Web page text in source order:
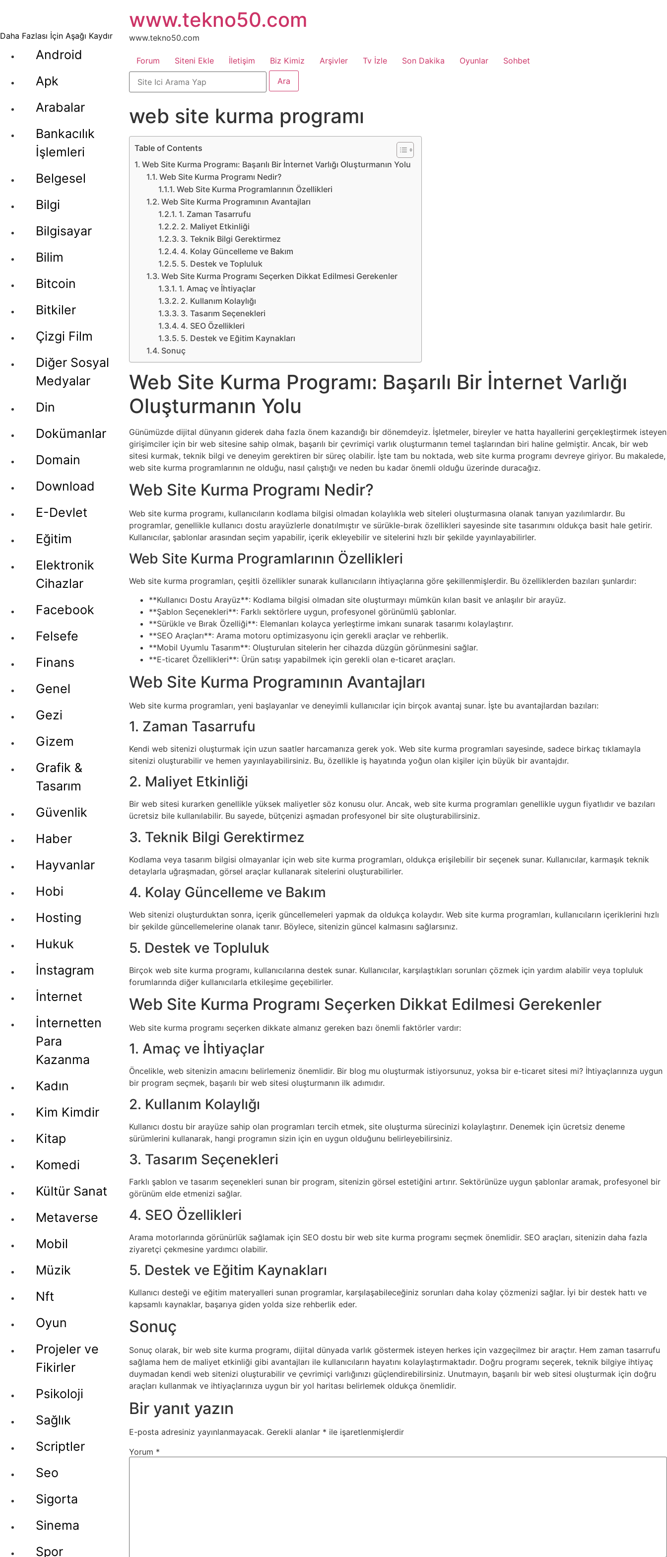
Daha Fazlası İçin Aşağı Kaydır
Android
Apk
Arabalar
Bankacılık
İşlemleri
Belgesel
Bilgi
Bilgisayar
Bilim
Bitcoin
Bitkiler
Çizgi Film
Diğer Sosyal
Medyalar
Din
Dokümanlar
Domain
Download
E-Devlet
Eğitim
Elektronik
Cihazlar
Facebook
Felsefe
Finans
Genel
Gezi
Gizem
Grafik &
Tasarım
Güvenlik
Haber
Hayvanlar
Hobi
Hosting
Hukuk
İnstagram
İnternet
İnternetten
Para
Kazanma
Kadın
Kim Kimdir
Kitap
Komedi
Kültür Sanat
Metaverse
Mobil
Müzik
Nft
Oyun
Projeler ve
Fikirler
Psikoloji
Sağlık
Scriptler
Seo
Sigorta
Sinema
Spor
atla
www.tekno50.com
www.tekno50.com
Forum Siteni Ekle İletişim Biz Kimiz Arşivler Tv İzle Son Dakika Oyunlar Sohbet
web site kurma programı
Table of Contents
Web Site Kurma Programı: Başarılı Bir İnternet Varlığı Oluşturmanın Yolu
Web Site Kurma Programı Nedir?
Web Site Kurma Programlarının Özellikleri
Web Site Kurma Programının Avantajları
1. Zaman Tasarrufu
2. Maliyet Etkinliği
3. Teknik Bilgi Gerektirmez
4. Kolay Güncelleme ve Bakım
5. Destek ve Topluluk
Web Site Kurma Programı Seçerken Dikkat Edilmesi Gerekenler
1. Amaç ve İhtiyaçlar
2. Kullanım Kolaylığı
3. Tasarım Seçenekleri
4. SEO Özellikleri
5. Destek ve Eğitim Kaynakları
Sonuç
Web Site Kurma Programı: Başarılı Bir İnternet Varlığı
Oluşturmanın Yolu
Günümüzde dijital dünyanın giderek daha fazla önem kazandığı bir dönemdeyiz. İşletmeler, bireyler ve hatta hayallerini gerçekleştirmek isteyen
girişimciler için bir web sitesine sahip olmak, başarılı bir çevrimiçi varlık oluşturmanın temel taşlarından biri haline gelmiştir. Ancak, bir web
sitesi kurmak, teknik bilgi ve deneyim gerektiren bir süreç olabilir. İşte tam bu noktada, web site kurma programı devreye giriyor. Bu makalede,
web site kurma programlarının ne olduğu, nasıl çalıştığı ve neden bu kadar önemli olduğu üzerinde duracağız.
Web Site Kurma Programı Nedir?
Web site kurma programı, kullanıcıların kodlama bilgisi olmadan kolaylıkla web siteleri oluşturmasına olanak tanıyan yazılımlardır. Bu
programlar, genellikle kullanıcı dostu arayüzlerle donatılmıştır ve sürükle-bırak özellikleri sayesinde site tasarımını oldukça basit hale getirir.
Kullanıcılar, şablonlar arasından seçim yapabilir, içerik ekleyebilir ve sitelerini hızlı bir şekilde yayınlayabilirler.
Web Site Kurma Programlarının Özellikleri
Web site kurma programları, çeşitli özellikler sunarak kullanıcıların ihtiyaçlarına göre şekillenmişlerdir. Bu özelliklerden bazıları şunlardır:
**Kullanıcı Dostu Arayüz**: Kodlama bilgisi olmadan site oluşturmayı mümkün kılan basit ve anlaşılır bir arayüz.
**Şablon Seçenekleri**: Farklı sektörlere uygun, profesyonel görünümlü şablonlar.
**Sürükle ve Bırak Özelliği**: Elemanları kolayca yerleştirme imkanı sunarak tasarımı kolaylaştırır.
**SEO Araçları**: Arama motoru optimizasyonu için gerekli araçlar ve rehberlik.
**Mobil Uyumlu Tasarım**: Oluşturulan sitelerin her cihazda düzgün görünmesini sağlar.
**E-ticaret Özellikleri**: Ürün satışı yapabilmek için gerekli olan e-ticaret araçları.
Web Site Kurma Programının Avantajları
Web site kurma programları, yeni başlayanlar ve deneyimli kullanıcılar için birçok avantaj sunar. İşte bu avantajlardan bazıları:
1. Zaman Tasarrufu
Kendi web sitenizi oluşturmak için uzun saatler harcamanıza gerek yok. Web site kurma programları sayesinde, sadece birkaç tıklamayla
sitenizi oluşturabilir ve hemen yayınlayabilirsiniz. Bu, özellikle iş hayatında yoğun olan kişiler için büyük bir avantajdır.
2. Maliyet Etkinliği
Bir web sitesi kurarken genellikle yüksek maliyetler söz konusu olur. Ancak, web site kurma programları genellikle uygun fiyatlıdır ve bazıları
ücretsiz bile kullanılabilir. Bu sayede, bütçenizi aşmadan profesyonel bir site oluşturabilirsiniz.
3. Teknik Bilgi Gerektirmez
Kodlama veya tasarım bilgisi olmayanlar için web site kurma programları, oldukça erişilebilir bir seçenek sunar. Kullanıcılar, karmaşık teknik
detaylarla uğraşmadan, görsel araçlar kullanarak sitelerini oluşturabilirler.
4. Kolay Güncelleme ve Bakım
Web sitenizi oluşturduktan sonra, içerik güncellemeleri yapmak da oldukça kolaydır. Web site kurma programları, kullanıcıların içeriklerini hızlı
bir şekilde güncellemelerine olanak tanır. Böylece, sitenizin güncel kalmasını sağlarsınız.
5. Destek ve Topluluk
Birçok web site kurma programı, kullanıcılarına destek sunar. Kullanıcılar, karşılaştıkları sorunları çözmek için yardım alabilir veya topluluk
forumlarında diğer kullanıcılarla etkileşime geçebilirler.
Web Site Kurma Programı Seçerken Dikkat Edilmesi Gerekenler
Web site kurma programı seçerken dikkate almanız gereken bazı önemli faktörler vardır:
1. Amaç ve İhtiyaçlar
Öncelikle, web sitenizin amacını belirlemeniz önemlidir. Bir blog mu oluşturmak istiyorsunuz, yoksa bir e-ticaret sitesi mi? İhtiyaçlarınıza uygun
bir program seçmek, başarılı bir web sitesi oluşturmanın ilk adımıdır.
2. Kullanım Kolaylığı
Kullanıcı dostu bir arayüze sahip olan programları tercih etmek, site oluşturma sürecinizi kolaylaştırır. Denemek için ücretsiz deneme
sürümlerini kullanarak, hangi programın sizin için en uygun olduğunu belirleyebilirsiniz.
3. Tasarım Seçenekleri
Farklı şablon ve tasarım seçenekleri sunan bir program, sitenizin görsel estetiğini artırır. Sektörünüze uygun şablonlar aramak, profesyonel bir
görünüm elde etmenizi sağlar.
4. SEO Özellikleri
Arama motorlarında görünürlük sağlamak için SEO dostu bir web site kurma programı seçmek önemlidir. SEO araçları, sitenizin daha fazla
ziyaretçi çekmesine yardımcı olabilir.
5. Destek ve Eğitim Kaynakları
Kullanıcı desteği ve eğitim materyalleri sunan programlar, karşılaşabileceğiniz sorunları daha kolay çözmenizi sağlar. İyi bir destek hattı ve
kapsamlı kaynaklar, başarıya giden yolda size rehberlik eder.
Sonuç
Sonuç olarak, bir web site kurma programı, dijital dünyada varlık göstermek isteyen herkes için vazgeçilmez bir araçtır. Hem zaman tasarrufu
sağlama hem de maliyet etkinliği gibi avantajları ile kullanıcıların hayatını kolaylaştırmaktadır. Doğru programı seçerek, teknik bilgiye ihtiyaç
duymadan kendi web sitenizi oluşturabilir ve çevrimiçi varlığınızı güçlendirebilirsiniz. Unutmayın, başarılı bir web sitesi oluşturmak için doğru
araçları kullanmak ve ihtiyaçlarınıza uygun bir yol haritası belirlemek oldukça önemlidir.
Bir yanıt yazın
E-posta adresiniz yayınlanmayacak. Gerekli alanlar * ile işaretlenmişlerdir
Yorum *